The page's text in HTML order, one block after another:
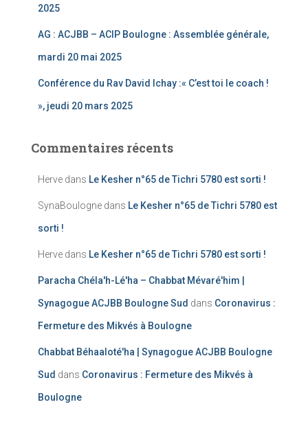
2025
AG : ACJBB – ACIP Boulogne : Assemblée générale,
mardi 20 mai 2025
Conférence du Rav David Ichay :« C’est toi le coach !
», jeudi 20 mars 2025
Commentaires récents
Herve dans Le Kesher n°65 de Tichri 5780 est sorti !
SynaBoulogne dans Le Kesher n°65 de Tichri 5780 est
sorti !
Herve dans Le Kesher n°65 de Tichri 5780 est sorti !
Paracha Chéla'h-Lé'ha – Chabbat Mévaré'him |
Synagogue ACJBB Boulogne Sud dans Coronavirus :
Fermeture des Mikvés à Boulogne
Chabbat Béhaaloté'ha | Synagogue ACJBB Boulogne
Sud dans Coronavirus : Fermeture des Mikvés à
Boulogne